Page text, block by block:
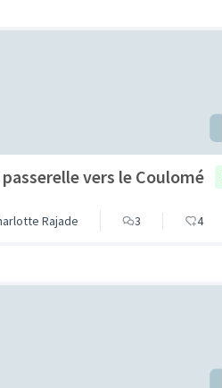
passerelle vers le Coulomé
Rajade 3 4